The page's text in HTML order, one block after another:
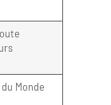
Monde